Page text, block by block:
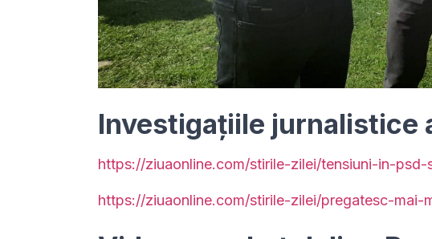
Investigațiile jurnalistice
https://ziuaonline.com/stirile-zilei/tensiuni-in-
https://ziuaonline.com/stirile-zilei/pregatesc-